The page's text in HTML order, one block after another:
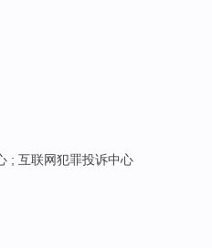
; 互联网犯罪投诉中心